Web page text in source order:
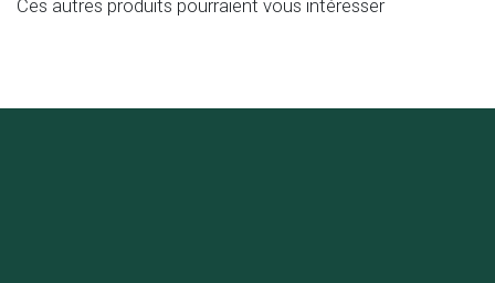
Ces autres produits pourraient vous intéresser